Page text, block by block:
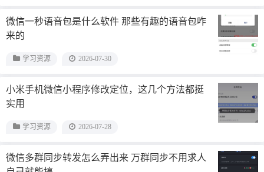
微信一秒语音包是什么软件 那些有趣的语音包咋
来的
学习资源 2026-07-30
小米手机微信小程序修改定位，这几个方法都挺
实用
学习资源 2026-07-28
微信多群同步转发怎么弄出来 万群同步不用求人